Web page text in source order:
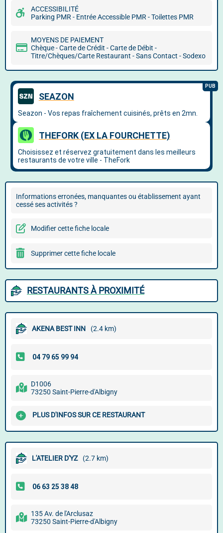
ACCESSIBILITÉ
Parking PMR - Entrée Accessible PMR - Toilettes PMR
MOYENS DE PAIEMENT
Chèque - Carte de Crédit - Carte de Débit -
Titre/Chèques/Carte Restaurant - Sans Contact - Sodexo
Informations erronées, manquantes ou établissement ayant
cessé ses activités ?
Modifier cette fiche locale
Supprimer cette fiche locale
RESTAURANTS À PROXIMITÉ
AKENA BEST INN (2.4 km)
D1006
73250 Saint-Pierre-d'Albigny
PLUS D'INFOS SUR CE RESTAURANT
L'ATELIER D'YZ (2.7 km)
135 Av. de l'Arclusaz
73250 Saint-Pierre-d'Albigny